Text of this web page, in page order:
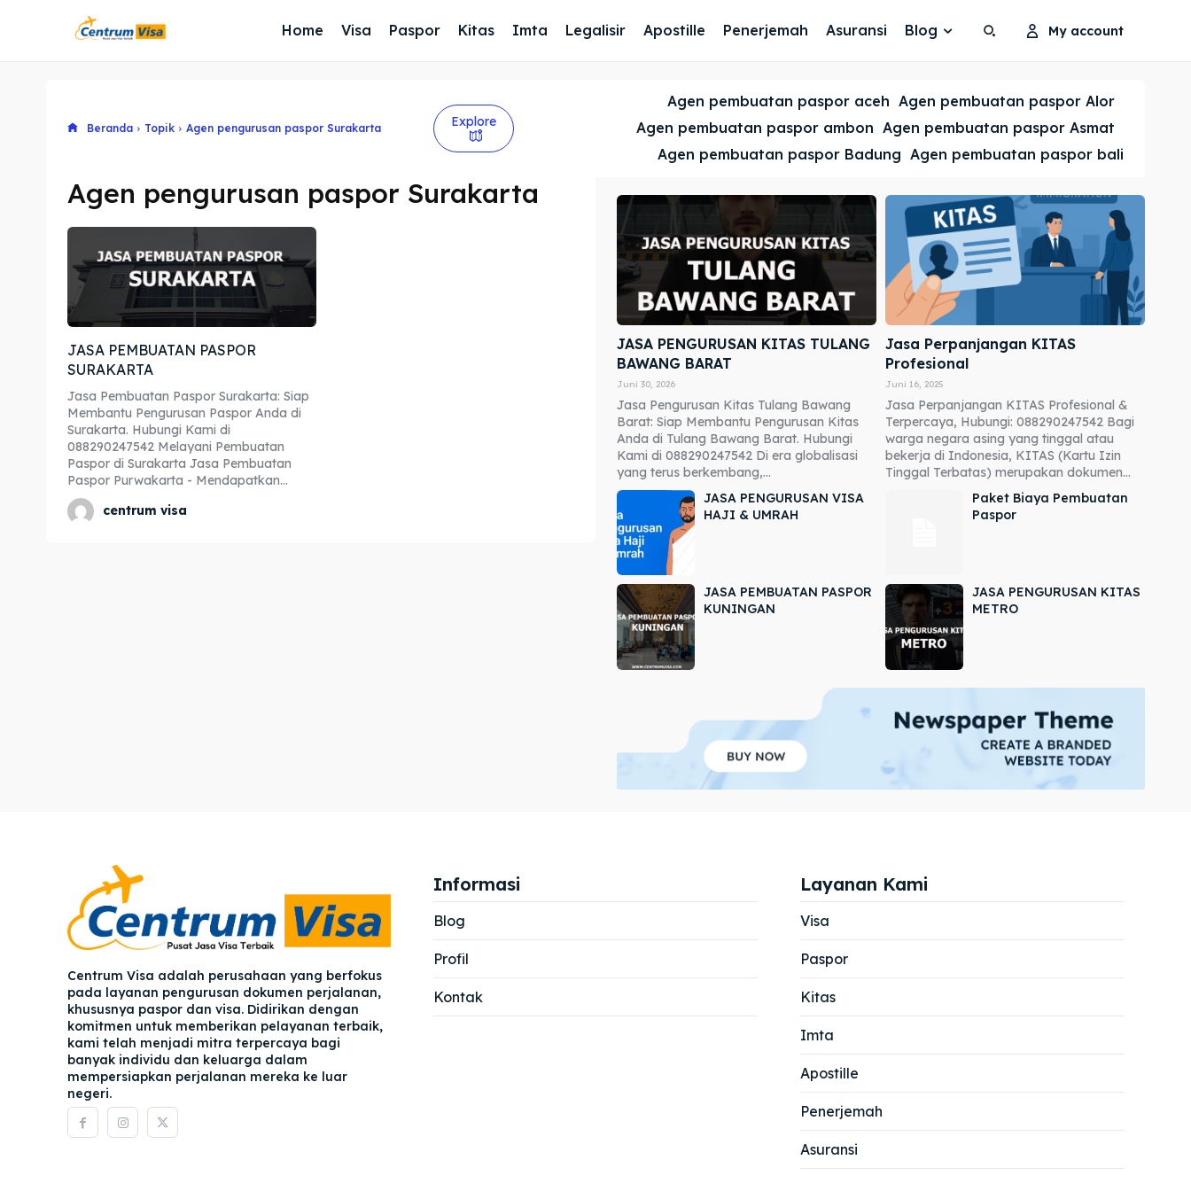
Explore our destinations
Blog
Cari
Explore our destinations
Blog
Cari
Home Visa Paspor Kitas Imta Legalisir Apostille Penerjemah Asuransi Blog My account
Beranda Topik Agen pengurusan paspor Surakarta Explore
Agen pembuatan paspor aceh Agen pembuatan paspor Alor
Agen pembuatan paspor ambon Agen pembuatan paspor Asmat
Agen pembuatan paspor Badung Agen pembuatan paspor bali
Agen pengurusan paspor Surakarta
JASA PEMBUATAN PASPOR
SURAKARTA
Jasa Pembuatan Paspor Surakarta: Siap
Membantu Pengurusan Paspor Anda di
Surakarta. Hubungi Kami di
088290247542 Melayani Pembuatan
Paspor di Surakarta Jasa Pembuatan
Paspor Purwakarta - Mendapatkan...
centrum visa
JASA PENGURUSAN KITAS TULANG
BAWANG BARAT
Juni 30, 2026
Jasa Pengurusan Kitas Tulang Bawang
Barat: Siap Membantu Pengurusan Kitas
Anda di Tulang Bawang Barat. Hubungi
Kami di 088290247542 Di era globalisasi
yang terus berkembang,...
Jasa Perpanjangan KITAS
Profesional
Juni 16, 2025
Jasa Perpanjangan KITAS Profesional &
Terpercaya, Hubungi: 088290247542 Bagi
warga negara asing yang tinggal atau
bekerja di Indonesia, KITAS (Kartu Izin
Tinggal Terbatas) merupakan dokumen...
JASA PENGURUSAN VISA
HAJI & UMRAH
Paket Biaya Pembuatan
Paspor
JASA PEMBUATAN PASPOR
KUNINGAN
JASA PENGURUSAN KITAS
METRO
Centrum Visa adalah perusahaan yang berfokus
pada layanan pengurusan dokumen perjalanan,
khususnya paspor dan visa. Didirikan dengan
komitmen untuk memberikan pelayanan terbaik,
kami telah menjadi mitra terpercaya bagi
banyak individu dan keluarga dalam
mempersiapkan perjalanan mereka ke luar
negeri.
Informasi
Blog
Profil
Kontak
Layanan Kami
Visa
Paspor
Kitas
Imta
Apostille
Penerjemah
Asuransi